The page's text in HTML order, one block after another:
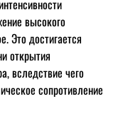
высокого
Это достигается
открытия
вследствие чего
сопротивление